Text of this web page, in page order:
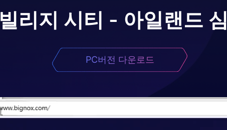
빌리지 시티 - 아일랜드 심
PC버전 다운로드